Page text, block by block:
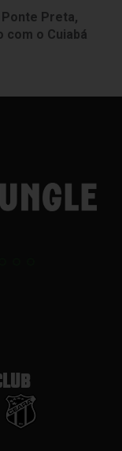
Preta,
com o Cuiabá